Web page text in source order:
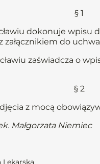
§ 1
dokonuje
do
zaświadcza o
§ 2
z mocą
Małgorzata Niemiec
Lekarska